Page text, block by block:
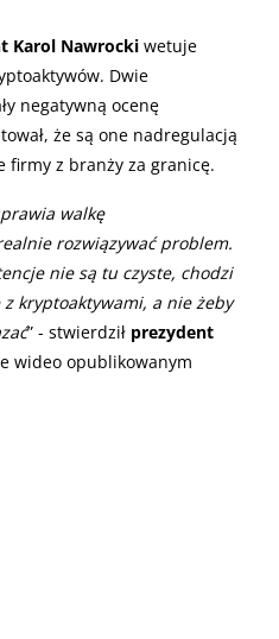
Karol Nawrocki wetuje
Dwie
negatywną ocenę
że są one nadregulacją
firmy z branży za granicę.
walkę
rozwiązywać problem.
nie są tu czyste, chodzi
kryptoaktywami, a nie żeby
” - stwierdził prezydent
wideo opublikowanym